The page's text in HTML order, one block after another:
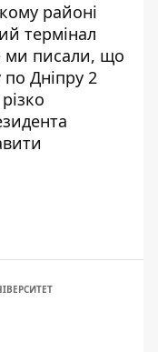
районі
термінал
ми писали, що
по Дніпру 2